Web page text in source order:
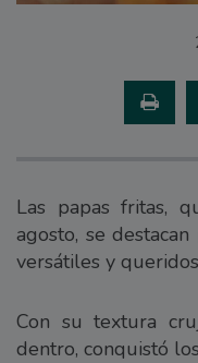
Las papas fritas,
agosto, se
versátiles y
Con su textura
dentro, conquistó